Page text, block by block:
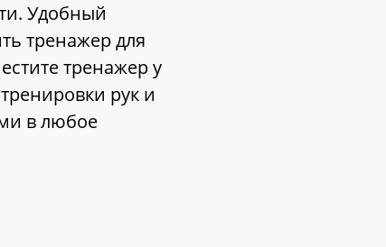
Удобный
тренажер для
тренажер у
рук и
в любое